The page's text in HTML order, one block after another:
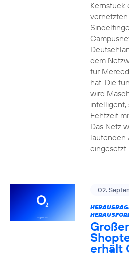
Kernstück
dem
für
hat. Die
wird
intelligent,
Echtzeit
Das Netz
laufenden
eingesetzt.
02.
erhält